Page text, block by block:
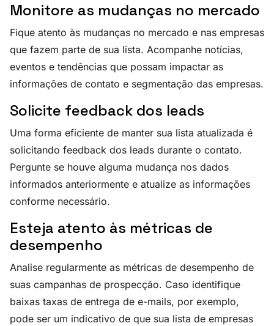
Monitore as mudanças no mercado
Fique atento às mudanças no mercado e nas empresas
que fazem parte de sua lista. Acompanhe notícias,
eventos e tendências que possam impactar as
informações de contato e segmentação das empresas.
Solicite feedback dos leads
Uma forma eficiente de manter sua lista atualizada é
solicitando feedback dos leads durante o contato.
Pergunte se houve alguma mudança nos dados
informados anteriormente e atualize as informações
conforme necessário.
Esteja atento às métricas de
desempenho
Analise regularmente as métricas de desempenho de
suas campanhas de prospecção. Caso identifique
baixas taxas de entrega de e-mails, por exemplo,
pode ser um indicativo de que sua lista de empresas